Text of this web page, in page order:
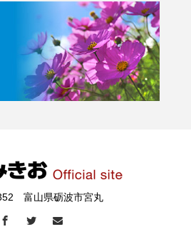
富山県砺波市宮丸